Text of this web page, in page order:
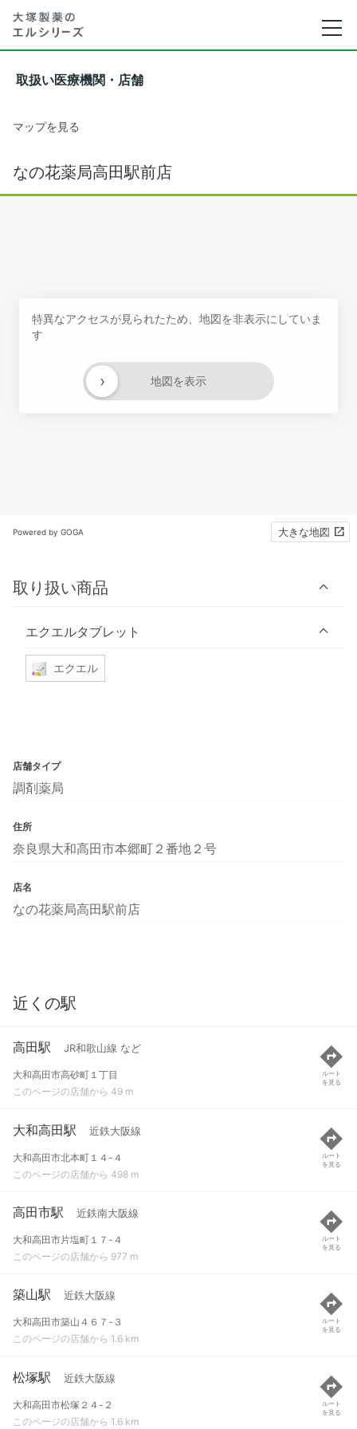
取扱い医療機関・店舗
マップを見る
なの花薬局高田駅前店
特異なアクセスが見られたため、地図を非表示にしていま
す
地図を表示
›
Powered by GOGA 大きな地図
取り扱い商品
エクエルタブレット
エクエル
店舗タイプ
調剤薬局
住所
奈良県大和高田市本郷町２番地２号
店名
なの花薬局高田駅前店
近くの駅
高田駅 JR和歌山線 など
大和高田市高砂町１丁目
このページの店舗から 49 m
ルート
を見る
大和高田駅 近鉄大阪線
大和高田市北本町１４-４
このページの店舗から 498 m
ルート
を見る
高田市駅 近鉄南大阪線
大和高田市片塩町１７-４
このページの店舗から 977 m
ルート
を見る
築山駅 近鉄大阪線
大和高田市築山４６７-３
このページの店舗から 1.6 km
ルート
を見る
松塚駅 近鉄大阪線
大和高田市松塚２４-２
このページの店舗から 1.6 km
ルート
を見る